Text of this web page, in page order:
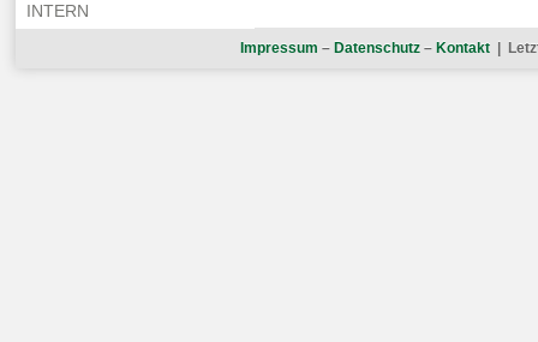
INTERN
Impressum – Datenschutz – Kontakt |